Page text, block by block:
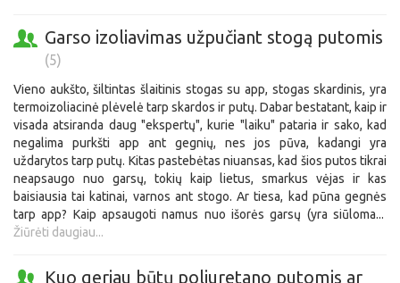
Garso izoliavimas užpučiant stogą putomis
(5)
Vieno aukšto, šiltintas šlaitinis stogas su app, stogas skardinis, yra
termoizoliacinė plėvelė tarp skardos ir putų. Dabar bestatant, kaip ir
visada atsiranda daug "ekspertų", kurie "laiku" pataria ir sako, kad
negalima purkšti app ant gegnių, nes jos pūva, kadangi yra
uždarytos tarp putų. Kitas pastebėtas niuansas, kad šios putos tikrai
neapsaugo nuo garsų, tokių kaip lietus, smarkus vėjas ir kas
baisiausia tai katinai, varnos ant stogo. Ar tiesa, kad pūna gegnės
tarp app? Kaip apsaugoti namus nuo išorės garsų (yra siūloma...
Žiūrėti daugiau...
Kuo geriau būtų poliuretano putomis ar